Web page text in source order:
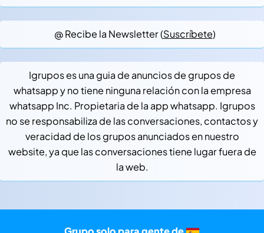
@ Recibe la Newsletter (Suscríbete)
Igrupos es una guia de anuncios de grupos de
whatsapp y no tiene ninguna relación con la empresa
whatsapp Inc. Propietaria de la app whatsapp. Igrupos
no se responsabiliza de las conversaciones, contactos y
veracidad de los grupos anunciados en nuestro
website, ya que las conversaciones tiene lugar fuera de
la web.